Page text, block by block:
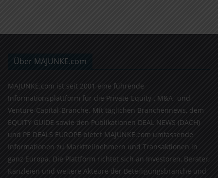
Über MAJUNKE.com
MAJUNKE.com ist seit 2001 eine führende
Informationsplattform für die Private-Equity-, M&A- und
Venture-Capital-Branche. Mit täglichen Branchennews, dem
EQUITY GUIDE sowie den Publikationen DEAL NEWS (DACH)
und PE DEALS EUROPE bietet MAJUNKE.com umfassende
Informationen zu Marktteilnehmern und Transaktionen in
ganz Europa. Die Plattform richtet sich an Investoren, Berater,
Kanzleien und weitere Akteure der Beteiligungsbranche und